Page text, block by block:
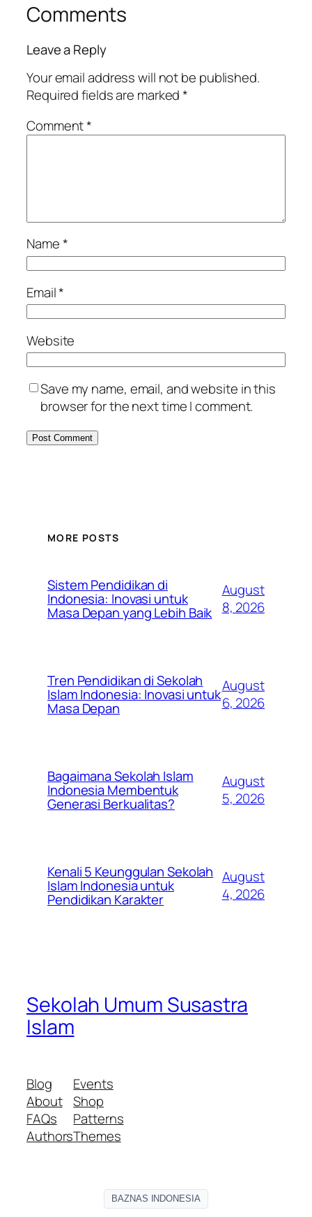
Comments
Leave a Reply
Your email address will not be published.
Required fields are marked*
Comment*
Name*
Email*
Website
Save my name, email, and website in this
browser for the next time I comment.
MORE POSTS
Sistem Pendidikan di
Indonesia: Inovasi untuk
Masa Depan yang Lebih Baik
August
8, 2026
Tren Pendidikan di Sekolah
Islam Indonesia: Inovasi untuk
Masa Depan
August
6, 2026
Bagaimana Sekolah Islam
Indonesia Membentuk
Generasi Berkualitas?
August
5, 2026
Kenali 5 Keunggulan Sekolah
Islam Indonesia untuk
Pendidikan Karakter
August
4, 2026
Sekolah Umum Susastra
Islam
Blog
About
FAQs
Authors
Events
Shop
Patterns
Themes
BAZNAS INDONESIA